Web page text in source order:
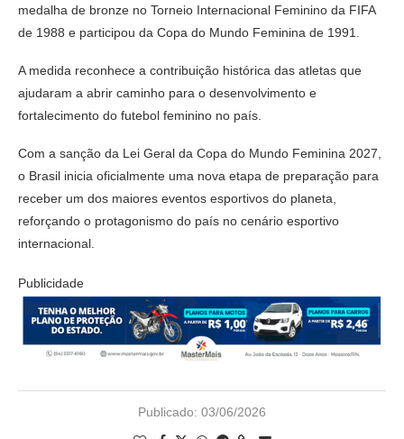
medalha de bronze no Torneio Internacional Feminino da FIFA
de 1988 e participou da Copa do Mundo Feminina de 1991.
A medida reconhece a contribuição histórica das atletas que
ajudaram a abrir caminho para o desenvolvimento e
fortalecimento do futebol feminino no país.
Com a sanção da Lei Geral da Copa do Mundo Feminina 2027,
o Brasil inicia oficialmente uma nova etapa de preparação para
receber um dos maiores eventos esportivos do planeta,
reforçando o protagonismo do país no cenário esportivo
internacional.
Publicidade
Publicado: 03/06/2026